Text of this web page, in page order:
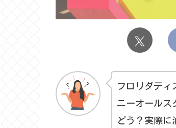
フロリダディ
ニーオールス
どう？実際に